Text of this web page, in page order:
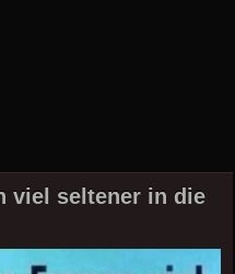
viel seltener in die